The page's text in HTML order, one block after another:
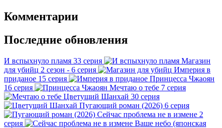
Комментарии
Последние обновления
И вспыхнуло пламя 33 серия
Магазин
для убийц 2 сезон - 6 серия
Империя в
приданое 15 серия
Принцесса Чжаоян
16 серия
Мечтаю о тебе 7 серия
Цветущий Шанхай 30 серия
Пугающий роман (2026) 6 серия
Сейчас проблема не в измене 2
серия
Ваше небо (японская